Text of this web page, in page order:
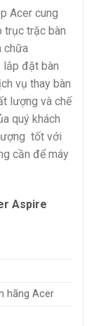
Acer cung
trục trặc bàn
chữa
lắp đặt bàn
vụ thay bàn
lượng và chế
quý khách
tốt với
cần để máy
Aspire
hãng Acer